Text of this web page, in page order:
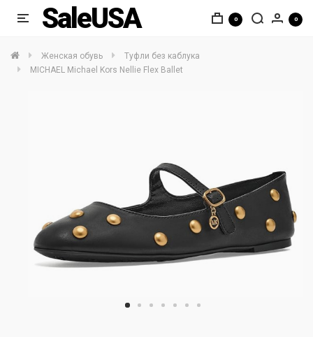
SaleUSA 0 0
Женская обувь
Туфли без каблука
MICHAEL Michael Kors Nellie Flex Ballet